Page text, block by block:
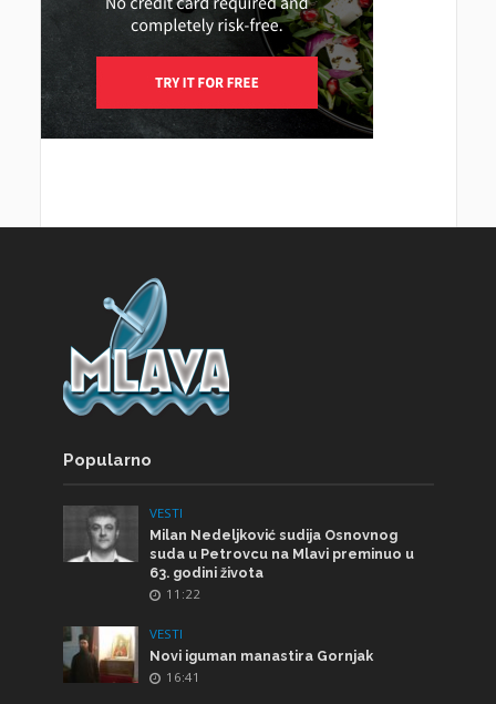
Popularno
VESTI
Milan Nedeljković sudija Osnovnog
suda u Petrovcu na Mlavi preminuo u
63. godini života
11:22
VESTI
Novi iguman manastira Gornjak
16:41